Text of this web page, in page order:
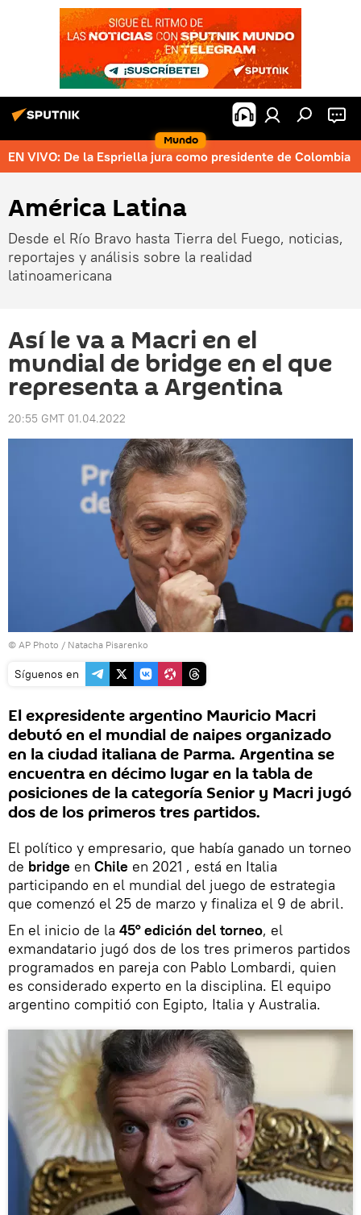
Mundo
EN VIVO: De la Espriella jura como presidente de Colombia
América Latina
Desde el Río Bravo hasta Tierra del Fuego, noticias,
reportajes y análisis sobre la realidad
latinoamericana
Así le va a Macri en el
mundial de bridge en el que
representa a Argentina
20:55 GMT 01.04.2022
© AP Photo / Natacha Pisarenko
Síguenos en
El expresidente argentino Mauricio Macri
debutó en el mundial de naipes organizado
en la ciudad italiana de Parma. Argentina se
encuentra en décimo lugar en la tabla de
posiciones de la categoría Senior y Macri jugó
dos de los primeros tres partidos.
El político y empresario, que había ganado un torneo
de bridge en Chile en 2021 , está en Italia
participando en el mundial del juego de estrategia
que comenzó el 25 de marzo y finaliza el 9 de abril.
En el inicio de la 45° edición del torneo, el
exmandatario jugó dos de los tres primeros partidos
programados en pareja con Pablo Lombardi, quien
es considerado experto en la disciplina. El equipo
argentino compitió con Egipto, Italia y Australia.